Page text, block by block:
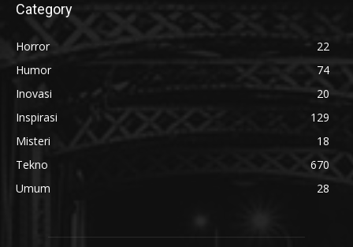
Category
Horror
22
Humor
74
Inovasi
20
Inspirasi
129
Misteri
18
Tekno
670
Umum
28